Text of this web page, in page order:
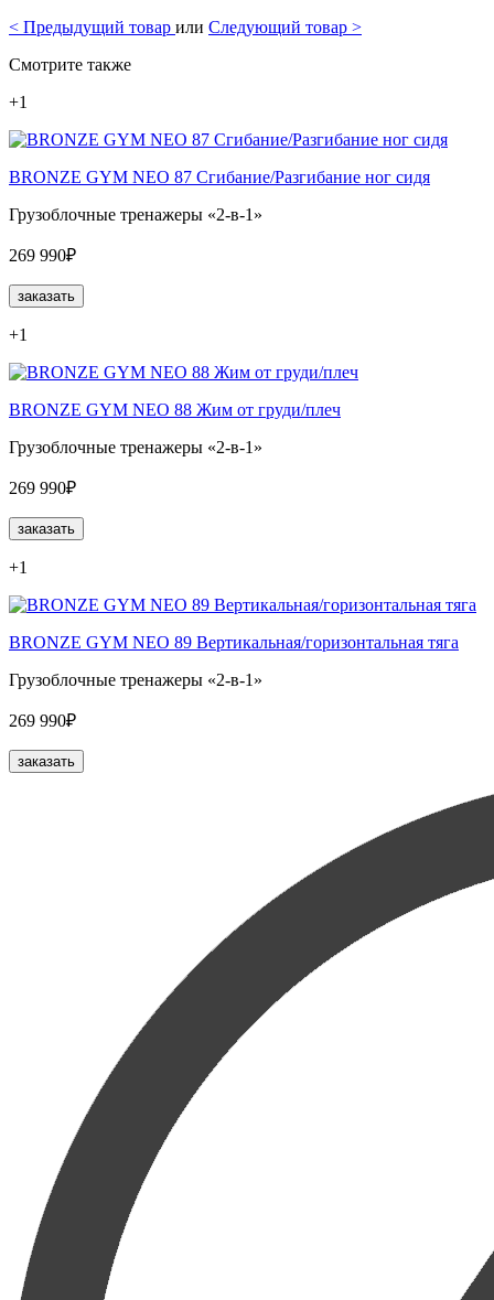
< Предыдущий товар или Следующий товар >
Смотрите также
+1
BRONZE GYM NEO 87 Сгибание/Разгибание ног сидя
Грузоблочные тренажеры «2-в-1»
269 990₽
заказать
+1
BRONZE GYM NEO 88 Жим от груди/плеч
Грузоблочные тренажеры «2-в-1»
269 990₽
заказать
+1
BRONZE GYM NEO 89 Вертикальная/горизонтальная тяга
Грузоблочные тренажеры «2-в-1»
269 990₽
заказать